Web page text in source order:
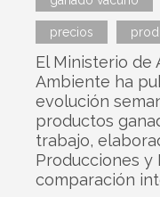
precios
El Ministerio de
Ambiente ha
evolución
productos
trabajo,
Producciones y
comparación